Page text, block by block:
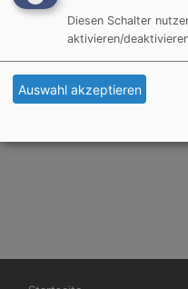
bitte anmelden unter 089
Mehr Informationen auf
der Urbis Foundation
Hauptnavigation
Diesen Schalter
aktivieren/
Auswahl akzeptieren